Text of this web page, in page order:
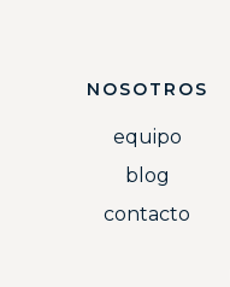
NOSOTROS
equipo
blog
contacto